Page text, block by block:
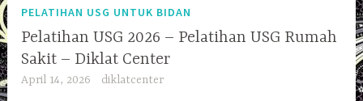
PELATIHAN USG UNTUK BIDAN
Pelatihan USG 2026 – Pelatihan USG Rumah
Sakit – Diklat Center
April 14, 2026 diklatcenter